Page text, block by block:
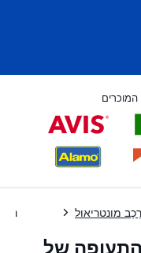
המוכרים
מונטריאול
של